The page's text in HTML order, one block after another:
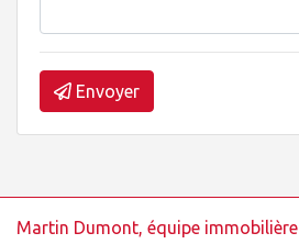
Envoyer
Martin Dumont, équipe immobilière